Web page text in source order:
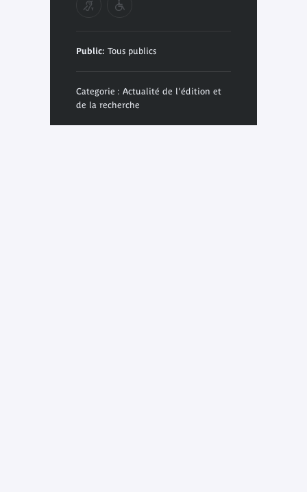
Public: Tous publics
Categorie : Actualité de l'édition et
de la recherche